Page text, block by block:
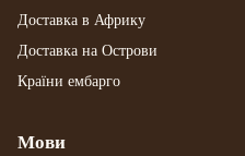
Доставка в Африку
Доставка на Острови
Країни ембарго
Мови